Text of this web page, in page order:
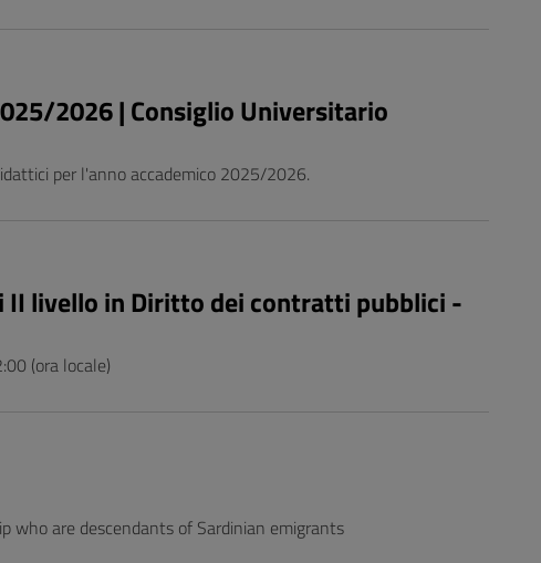
2026 | Consiglio Universitario
per l'anno accademico 2025/2026.
II livello in Diritto dei contratti pubblici -
(ora locale)
who are descendants of Sardinian emigrants